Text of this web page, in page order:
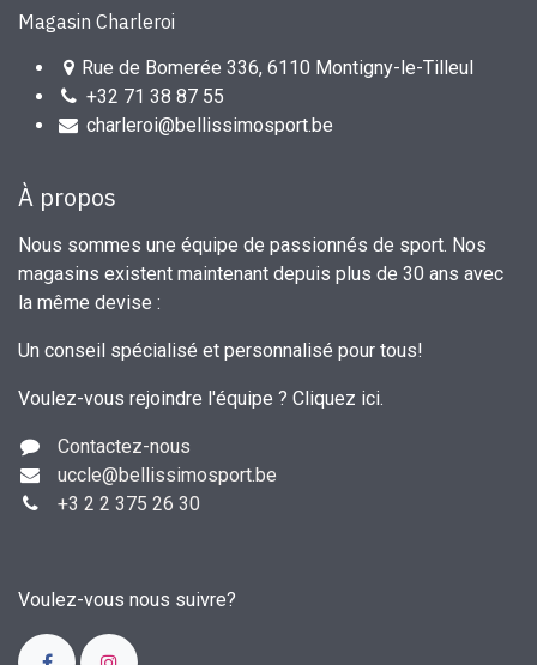
Magasin Charleroi
Rue de Bomerée 336, 6110 Montigny-le-Tilleul
+32 71 38 87 55
charleroi@bellissimosport.be
À propos
Nous sommes une équipe de passionnés de sport. Nos
magasins existent maintenant depuis plus de 30 ans avec
la même devise :
Un conseil spécialisé et personnalisé pour tous!
Voulez-vous rejoindre l'équipe ? Cliquez ici.
Contactez-nous
uccle@bellissimosport.be
+3 2 2 375 26 30
Voulez-vous nous suivre?